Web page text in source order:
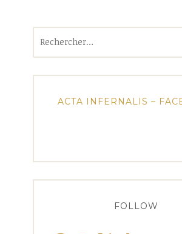
ACTA INFERNALIS –
FOLLOW